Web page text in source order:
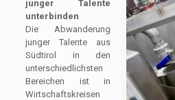
junger Talente
unterbinden
Die Abwanderung
junger Talente aus
Südtirol in den
unterschiedlichsten
Bereichen ist in
Wirtschaftskreisen